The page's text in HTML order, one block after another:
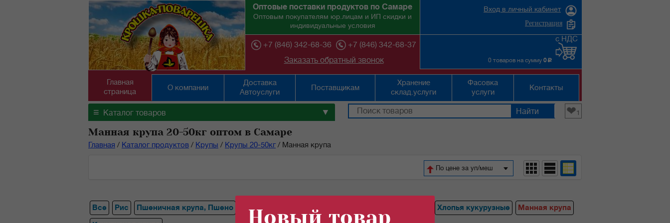
Оптовые поставки продуктов по Самаре
Оптовым покупателям юр.лицам и ИП скидки и
индивидуальные условия
+7 (846) 342-68-36
+7 (846) 342-68-37
Заказать обратный звонок
Вход в личный кабинет
Регистрация
0 товаров на сумму 0 c
с НДС
Главная
страница
О компании
Доставка
Автоуслуги
Поставщикам
Хранение
склад.услуги
Фасовка
услуги
Контакты
≡ Каталог товаров ▼ ❤1
Манная крупа 20-50кг оптом в Самаре
Главная / Каталог продуктов / Крупы / Крупы 20-50кг/ Манная крупа
По цене за уп/меш
Все Рис Пшеничная крупа, Пшено Горох Перловая крупа Хлопья кукурузные
Манная крупа